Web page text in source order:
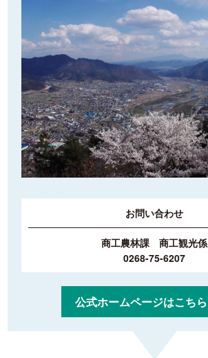
お問い合わせ
商工農林課 商工観光係
0268-75-6207
公式ホームページはこちら